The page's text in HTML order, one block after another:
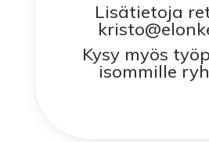
Lisätietoja
Kysy myös
isommille